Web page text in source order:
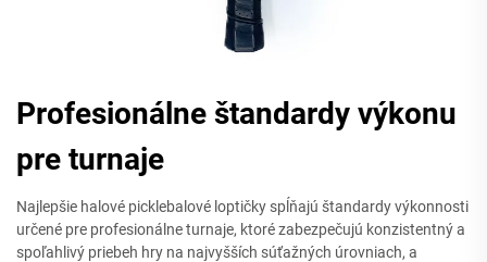
Profesionálne štandardy výkonu
pre turnaje
Najlepšie halové picklebalové loptičky spĺňajú štandardy výkonnosti
určené pre profesionálne turnaje, ktoré zabezpečujú konzistentný a
spoľahlivý priebeh hry na najvyšších súťažných úrovniach, a